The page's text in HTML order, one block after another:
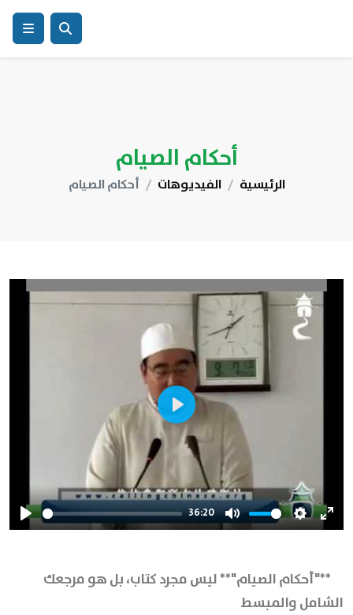
أحكام الصيام
الرئيسية الفيديوهات أحكام الصيام
Play
36:20
Mute Settings
Play
**"أحكام الصيام"** ليس مجرد كتاب، بل هو مرجعك
الشامل والمبسط